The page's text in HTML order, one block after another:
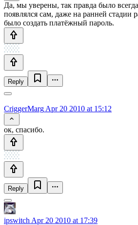
Да, мы уверены, так правда было
появлялся сам, даже на ранней стадии
было создать платёжный пароль.
Reply
CriggerMarg Apr 20 2010 at 15:12
ок, спасибо.
Reply
ipswitch Apr 20 2010 at 17:39